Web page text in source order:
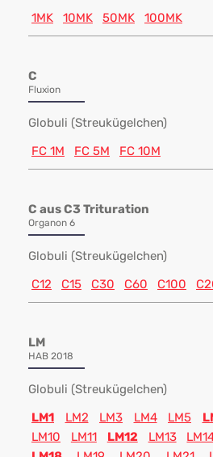
1MK
10MK 50MK 100MK
C
Fluxion
Globuli (Streukügelchen)
FC 1M
FC 5M FC 10M
C aus C3 Trituration
Organon 6
Globuli (Streukügelchen)
C12
C15 C30 C60 C100
LM
HAB 2018
Globuli (Streukügelchen)
LM1
LM2 LM3 LM4 LM5
LM10
LM11 LM12 LM13